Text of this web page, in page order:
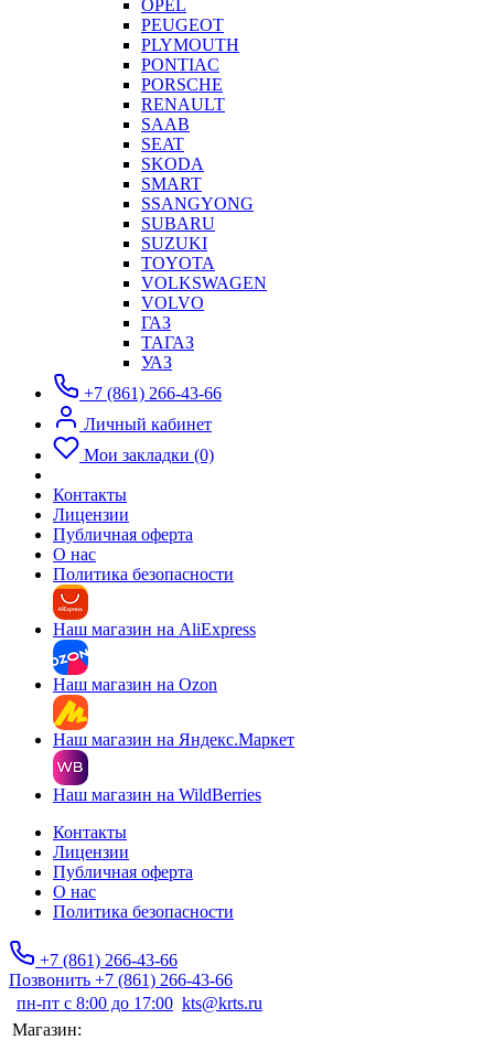
OPEL
PEUGEOT
PLYMOUTH
PONTIAC
PORSCHE
RENAULT
SAAB
SEAT
SKODA
SMART
SSANGYONG
SUBARU
SUZUKI
TOYOTA
VOLKSWAGEN
VOLVO
ГАЗ
ТАГАЗ
УАЗ
+7 (861) 266-43-66
Личный кабинет
Мои закладки (0)
Контакты
Лицензии
Публичная оферта
О нас
Политика безопасности
Наш магазин на AliExpress
Наш магазин на Ozon
Наш магазин на Яндекс.Маркет
Наш магазин на WildBerries
Контакты
Лицензии
Публичная оферта
О нас
Политика безопасности
+7 (861) 266-43-66
Позвонить +7 (861) 266-43-66
пн-пт с 8:00 до 17:00 kts@krts.ru
Магазин: